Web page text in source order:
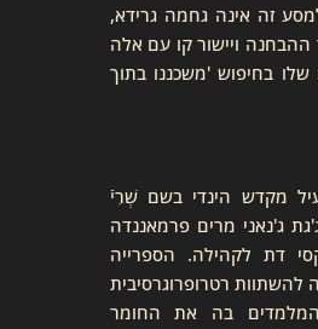
זה אינה גחמה גרידא,
ויישור קו עם אלה
שלו בחיפוש 'משכננו בתוך
מקדש הינדי בשם שְׁרִיֿ
ג'נאני מרים פרמאננדה
דת לקהילה. הספרייה
רטרופרוגרסיבית
בה את החומר